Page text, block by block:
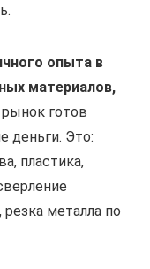
опыта в
материалов,
готов
деньги. Это:
пластика,
металла по